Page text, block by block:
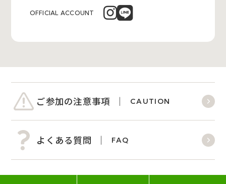
OFFICIAL ACCOUNT
ご参加の注意事項 CAUTION
よくある質問 FAQ